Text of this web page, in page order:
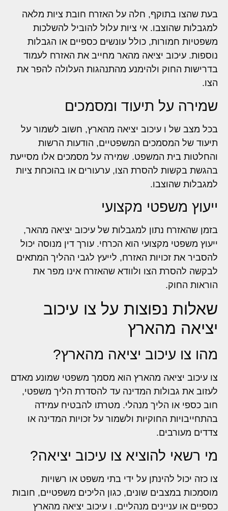
בעת שהצו בתוקף, חלה על האזרח חובת ציות מלאה
למגבלות שהוצבו. אי ציות עלול להוביל להשלכות
משפטיות חמורות, כולל עונשים כספיים או הגבלות
נוספות. עיכוב יציאה מהאר מחייב את האזרח לעמוד
בדרישות החוק ולהימנע מהתנהגות העלולה להפר את
הצו.
שמירה על תיעוד ומסמכים
בכל מצב של ו עיכוב יציאה מהארץ, חשוב לשמור על
תיעוד של המסמכים המשפטיים, הודעות הרשות
והחלטות בית המשפט. שמירה על מסמכים אלו מסייעת
בהגשת בקשות להסרת הצו, ערעורים או בהוכחת ציות
למגבלות שהוצבו.
ייעוץ משפטי מקצועי
בזמן שהאזרח נתון למגבלות של עיכוב יציאה מהאר,
ייעוץ משפטי מקצועי הוא הכרחי. עורך דין מנוסה יכול
להסביר את זכויות האזרח, לייעץ לגבי ההליך המתאים
לבקשה להסרת הצו ולוודא שהאזרח אינו מפר את
הוראות החוק.
שאלות נפוצות על צו עיכוב
יציאה מהארץ
מהו צו עיכוב יציאה מהארץ?
צו עיכוב יציאה מהארץ הוא מסמך משפטי שמונע מאדם
לעזוב את גבולות המדינה עד להסדרת הליך משפטי,
חוב כספי או הליך מנהלי. מטרתו להבטיח עמידה
בהתחייבויות החוקיות ולשמור על זכויות המדינה או
צדדים מעורבים.
מי רשאי להוציא צו עיכוב יציאה?
צו כזה יכול להינתן על ידי בתי משפט או רשויות
מוסמכות במצבים שונים, כגון הליכים משפטיים, חובות
כספיים או עניינים מנהליים. ו עיכוב יציאה מהארץ